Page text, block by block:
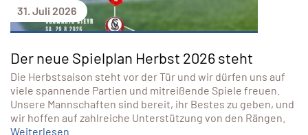
31. Juli 2026
Der neue Spielplan Herbst 2026 steht
Die Herbstsaison steht vor der Tür und wir dürfen uns auf
viele spannende Partien und mitreißende Spiele freuen.
Unsere Mannschaften sind bereit, ihr Bestes zu geben, und
wir hoffen auf zahlreiche Unterstützung von den Rängen.
Weiterlesen...